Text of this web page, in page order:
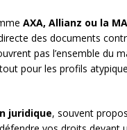
AXA, Allianz ou la
des documents
pas l’ensemble du
pour les profils
juridique, souvent